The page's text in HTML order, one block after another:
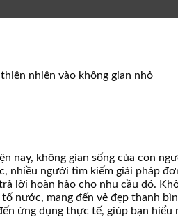
nhiên vào không gian nhỏ
nay, không gian sống của con
nhiều người tìm kiếm giải pháp
lời hoàn hảo cho nhu cầu đó.
nước, mang đến vẻ đẹp thanh
ứng dụng thực tế, giúp bạn